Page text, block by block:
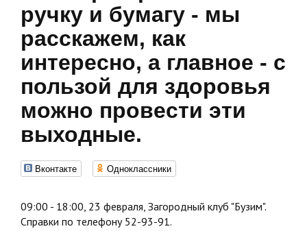
ручку и бумагу - мы
расскажем, как
интересно, а главное - с
пользой для здоровья
можно провести эти
выходные.
Вконтакте Одноклассники
09:00 - 18:00, 23 февраля, Загородный клуб "Бузим".
Справки по телефону 52-93-91.